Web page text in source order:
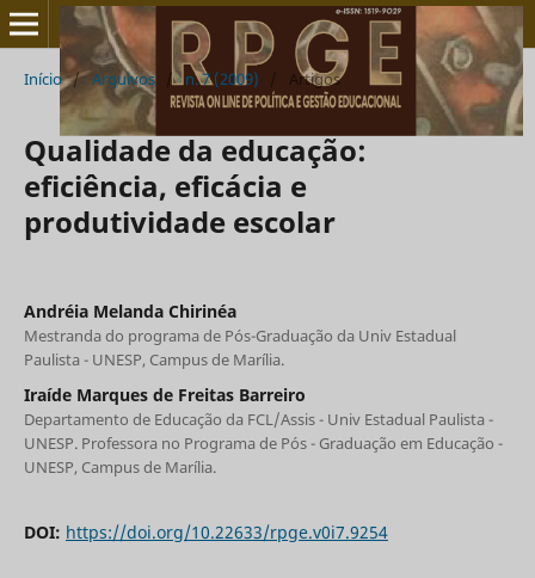
Início / Arquivos / n. 7 (2009) / Artigos
Qualidade da educação:
eficiência, eficácia e
produtividade escolar
Andréia Melanda Chirinéa
Mestranda do programa de Pós-Graduação da Univ Estadual
Paulista - UNESP, Campus de Marília.
Iraíde Marques de Freitas Barreiro
Departamento de Educação da FCL/Assis - Univ Estadual Paulista -
UNESP. Professora no Programa de Pós - Graduação em Educação -
UNESP, Campus de Marília.
DOI: https://doi.org/10.22633/rpge.v0i7.9254